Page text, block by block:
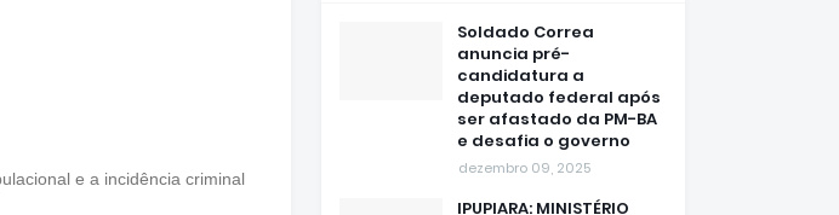
e a incidência criminal
Soldado Correa
anuncia pré-
candidatura a
deputado federal após
ser afastado da PM-BA
e desafia o governo